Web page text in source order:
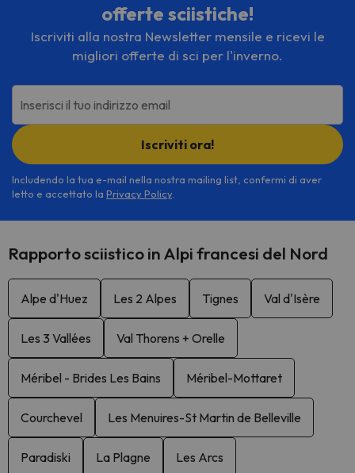
offerte sciistiche!
Iscriviti alla nostra Newsletter mensile e ricevi le
migliori offerte di sci per l'inverno.
Inserisci il tuo indirizzo email
Iscriviti ora!
Includendo la tua e-mail nella nostra mailing list, confermi di aver
letto e accettato la Privacy Policy.
Rapporto sciistico in Alpi francesi del Nord
Alpe d'Huez Les 2 Alpes Tignes Val d'Isère
Les 3 Vallées Val Thorens + Orelle
Méribel - Brides Les Bains Méribel-Mottaret
Courchevel Les Menuires-St Martin de Belleville
Paradiski La Plagne Les Arcs